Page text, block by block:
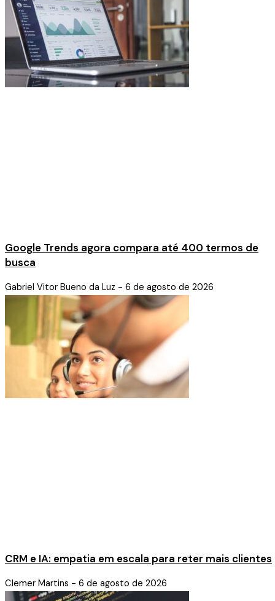
Google Trends agora compara até 400 termos de
busca
Gabriel Vitor Bueno da Luz 6 de agosto de 2026
CRM e IA: empatia em escala para reter mais clientes
Clemer Martins 6 de agosto de 2026